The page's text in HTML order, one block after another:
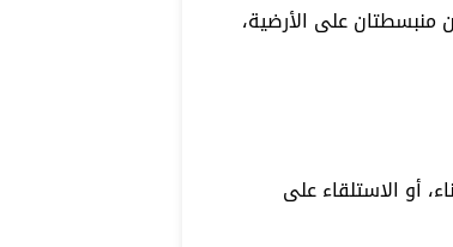
على الأرضية،
أو الاستلقاء على